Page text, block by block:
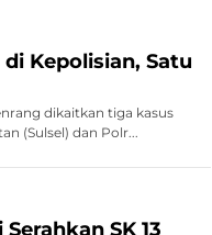
Kepolisian, Satu
dikaitkan tiga kasus
(Sulsel) dan Polr...
SK 13